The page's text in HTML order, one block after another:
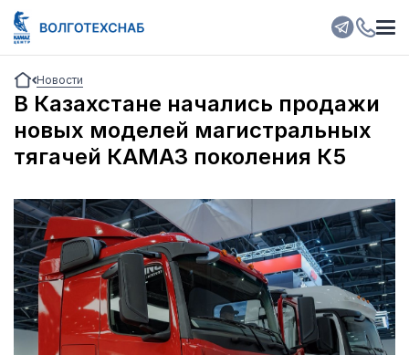
Новости
В Казахстане начались продажи
новых моделей магистральных
тягачей КАМАЗ поколения К5